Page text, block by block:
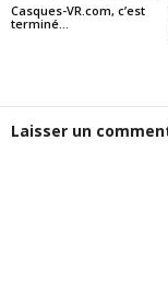
Casques-VR.com, c’est
terminé…
Laisser un